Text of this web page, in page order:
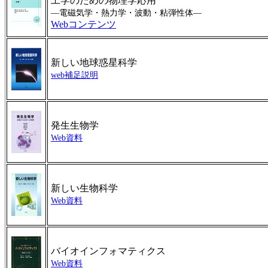
―電磁気学・熱力学・波動・粘弾性体―
Webコンテンツ
新しい地球惑星科学
web補足説明
発生生物学
Web資料
新しい生物科学
Web資料
バイオインフォマティクス
Web資料